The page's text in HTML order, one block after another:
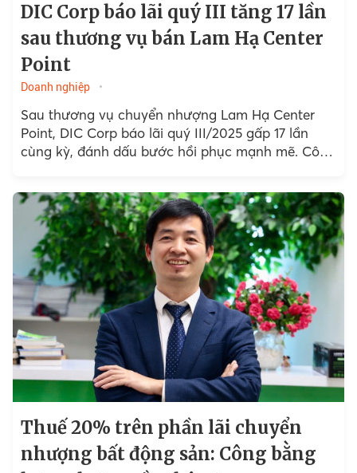
DIC Corp báo lãi quý III tăng 17 lần
sau thương vụ bán Lam Hạ Center
Point
Doanh nghiệp
Sau thương vụ chuyển nhượng Lam Hạ Center
Point, DIC Corp báo lãi quý III/2025 gấp 17 lần
cùng kỳ, đánh dấu bước hồi phục mạnh mẽ. Công
Thuế 20% trên phần lãi chuyển
nhượng bất động sản: Công bằng